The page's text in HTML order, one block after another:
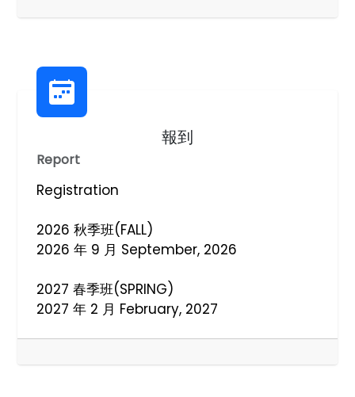
報到
Report
Registration
2026 秋季班(FALL)
2026 年 9 月 September, 2026
2027 春季班(SPRING)
2027 年 2 月 February, 2027